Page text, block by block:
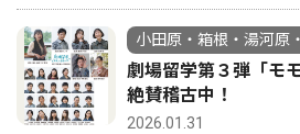
小田原・箱根・湯河原
劇場留学第３弾「モ
絶賛稽古中！
2026.01.31